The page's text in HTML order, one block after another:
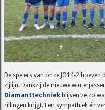
De spelers van onze JO14-2
zijlijn. Dankzij de nieuwe
Diamanttechniek blijven ze zo
rillingen krijgt. Een sympathiek én